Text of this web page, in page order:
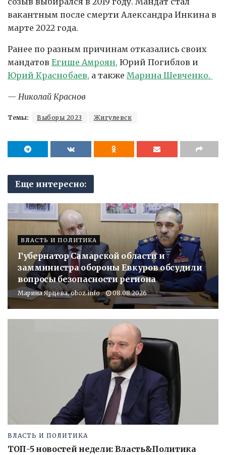
вакантным после смерти Александра Инкина в
марте 2022 года.
Ранее по разным причинам отказались своих
мандатов Егише Амроян, Юрий Погиблов и
Юрий Краснобаев, а также Марина Шевченко.
— Николай Краснов
Темы: Выборы 2023 Жигулевск
Еще интересно:
ВЛАСТЬ И ПОЛИТИКА
Губернатор Самарской области и
замминистра обороны Евкуров обсудили
вопросы безопасности региона
Марина Ярцева, oboz.info 08.08.2026
ВЛАСТЬ И ПОЛИТИКА
ТОП-5 новостей недели: Власть&Политика